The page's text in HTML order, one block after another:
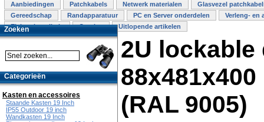
Aanbiedingen Patchkabels Netwerk materialen
Glasvezel
Gereedschap
Randapparatuur PC en Server onderdelen
Verleng- en
Elektra installatie
Overige Uitlopende artikelen
2U
(RAL 9005)
Zoeken
Categorieën
Kasten en accessoires
Staande Kasten 19 Inch
IP55 Outdoor 19 inch
Wandkasten 19 Inch